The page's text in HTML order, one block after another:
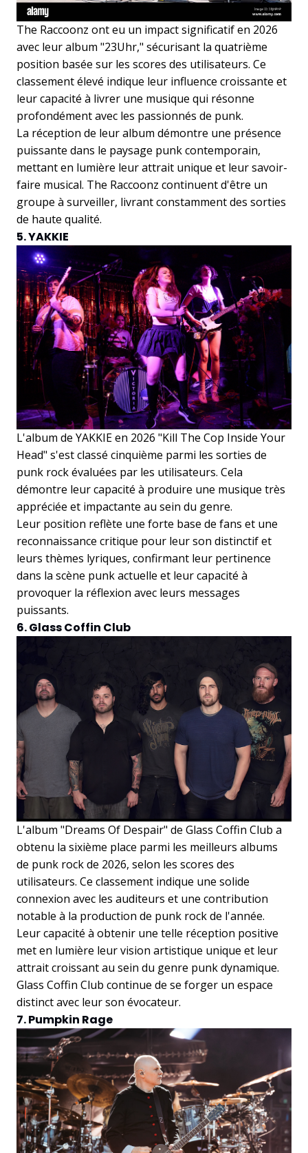
The Raccoonz ont eu un impact significatif en 2026
avec leur album "23Uhr," sécurisant la quatrième
position basée sur les scores des utilisateurs. Ce
classement élevé indique leur influence croissante et
leur capacité à livrer une musique qui résonne
profondément avec les passionnés de punk.
La réception de leur album démontre une présence
puissante dans le paysage punk contemporain,
mettant en lumière leur attrait unique et leur savoir-
faire musical. The Raccoonz continuent d'être un
groupe à surveiller, livrant constamment des sorties
de haute qualité.
5. YAKKIE
L'album de YAKKIE en 2026 "Kill The Cop Inside Your
Head" s'est classé cinquième parmi les sorties de
punk rock évaluées par les utilisateurs. Cela
démontre leur capacité à produire une musique très
appréciée et impactante au sein du genre.
Leur position reflète une forte base de fans et une
reconnaissance critique pour leur son distinctif et
leurs thèmes lyriques, confirmant leur pertinence
dans la scène punk actuelle et leur capacité à
provoquer la réflexion avec leurs messages
puissants.
6. Glass Coffin Club
L'album "Dreams Of Despair" de Glass Coffin Club a
obtenu la sixième place parmi les meilleurs albums
de punk rock de 2026, selon les scores des
utilisateurs. Ce classement indique une solide
connexion avec les auditeurs et une contribution
notable à la production de punk rock de l'année.
Leur capacité à obtenir une telle réception positive
met en lumière leur vision artistique unique et leur
attrait croissant au sein du genre punk dynamique.
Glass Coffin Club continue de se forger un espace
distinct avec leur son évocateur.
7. Pumpkin Rage